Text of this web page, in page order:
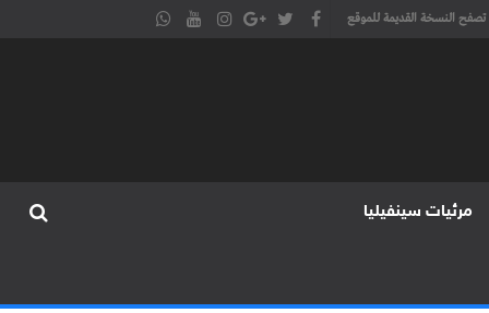
تصفح النسخة القديمة للموقع
مرئيات سينفيليا